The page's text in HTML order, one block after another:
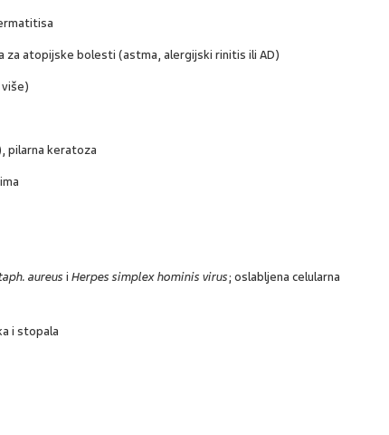
za atopijske bolesti (astma, alergijski rinitis ili AD)
pilarna keratoza
aureus iHerpes simplex hominis virus; oslabljena celularna
i stopala